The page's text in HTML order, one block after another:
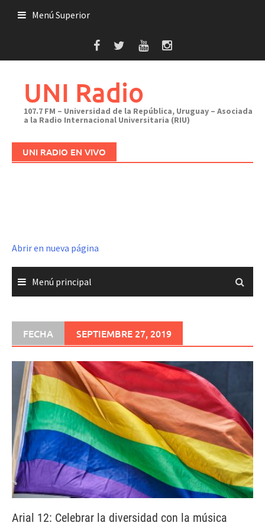
Menú Superior
UNI Radio
107.7 FM – Universidad de la República, Uruguay – Asociada
a la Radio Internacional Universitaria (RIU)
UNI RADIO EN VIVO
Abrir en nueva página
Menú principal
FECHA SEPTIEMBRE 27, 2019
Arial 12: Celebrar la diversidad con la música